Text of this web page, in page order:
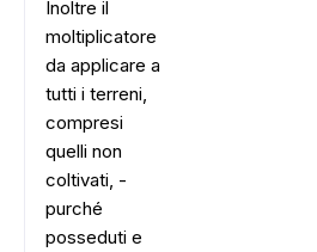
Inoltre il
moltiplicatore
da applicare a
tutti i terreni,
compresi
quelli non
coltivati, -
purché
posseduti e